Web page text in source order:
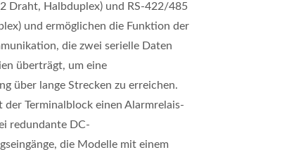
Draht, Halbduplex) und RS-422/485
und ermöglichen die Funktion der
die zwei serielle Daten
überträgt, um eine
über lange Strecken zu erreichen.
Terminalblock einen Alarmrelais-
redundante DC-
die Modelle mit einem